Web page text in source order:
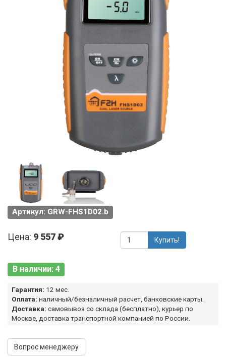
Артикул: GRW-FHS1D02.b
Цена: 9 557 ₽ Купить!
В наличии: 4
Гарантия: 12 мес.
Оплата: наличный/безналичный расчет, банковские карты.
Доставка: самовывоз со склада (бесплатно), курьер по
Москве, доставка транспортной компанией по России.
Вопрос менеджеру